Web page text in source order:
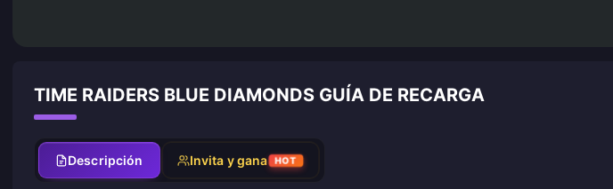
TIME RAIDERS BLUE DIAMONDS GUÍA DE RECARGA
Descripción Invita y gana HOT